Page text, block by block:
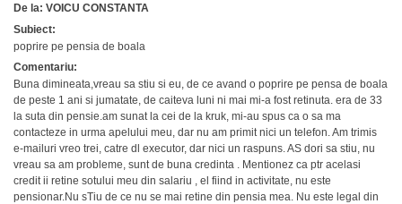
De la: VOICU CONSTANTA
Subiect:
poprire pe pensia de boala
Comentariu:
Buna dimineata,vreau sa stiu si eu, de ce avand o poprire pe pensa de boala
de peste 1 ani si jumatate, de caiteva luni ni mai mi-a fost retinuta. era de 33
la suta din pensie.am sunat la cei de la kruk, mi-au spus ca o sa ma
contacteze in urma apelului meu, dar nu am primit nici un telefon. Am trimis
e-mailuri vreo trei, catre dl executor, dar nici un raspuns. AS dori sa stiu, nu
vreau sa am probleme, sunt de buna credinta . Mentionez ca ptr acelasi
credit ii retine sotului meu din salariu , el fiind in activitate, nu este
pensionar.Nu sTiu de ce nu se mai retine din pensia mea. Nu este legal din